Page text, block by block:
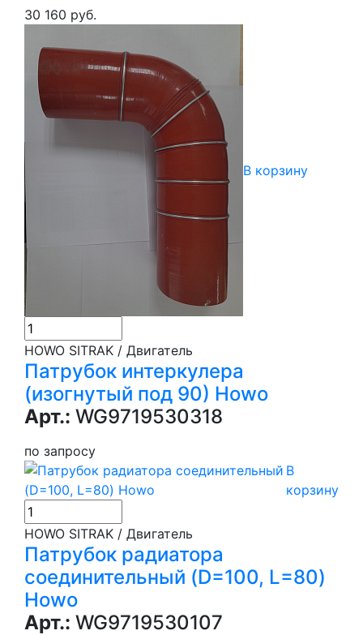
30 160 руб.
В корзину
HOWO SITRAK / Двигатель
Патрубок интеркулера
(изогнутый под 90) Howo
Арт.: WG9719530318
по запросу
В
корзину
HOWO SITRAK / Двигатель
Патрубок радиатора
соединительный (D=100, L=80)
Howo
Арт.: WG9719530107